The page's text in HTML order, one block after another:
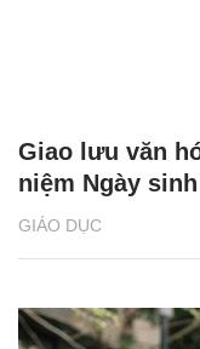
GIÁO DỤC
Giao lưu văn
niệm Ngày